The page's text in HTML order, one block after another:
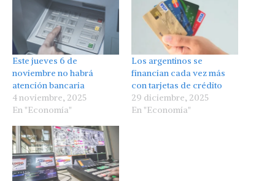
Este jueves 6 de
noviembre no habrá
atención bancaria
4 noviembre, 2025
En "Economía"
Los argentinos se
financian cada vez más
con tarjetas de crédito
29 diciembre, 2025
En "Economía"